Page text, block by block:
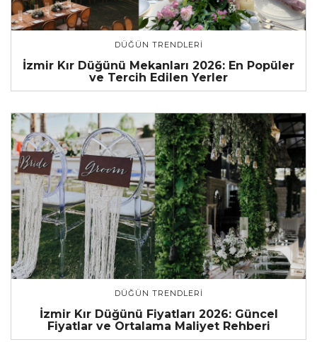
DÜĞÜN TRENDLERI
İzmir Kır Düğünü Mekanları 2026: En Popüler
ve Tercih Edilen Yerler
DÜĞÜN TRENDLERI
İzmir Kır Düğünü Fiyatları 2026: Güncel
Fiyatlar ve Ortalama Maliyet Rehberi